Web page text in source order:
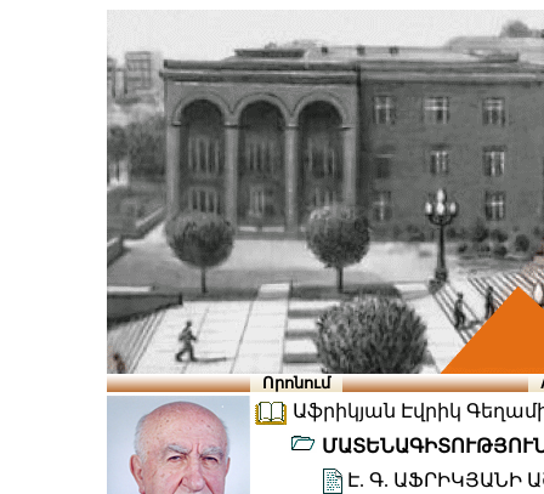
Որոնում
Աֆրիկյան Էվրիկ Գեղամի
Է. Գ. ԱՖՐԻԿՅԱՆԻ